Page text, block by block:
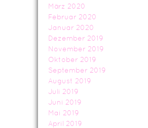
März 2020
Februar 2020
Januar 2020
Dezember 2019
November 2019
Oktober 2019
September 2019
August 2019
Juli 2019
Juni 2019
Mai 2019
April 2019